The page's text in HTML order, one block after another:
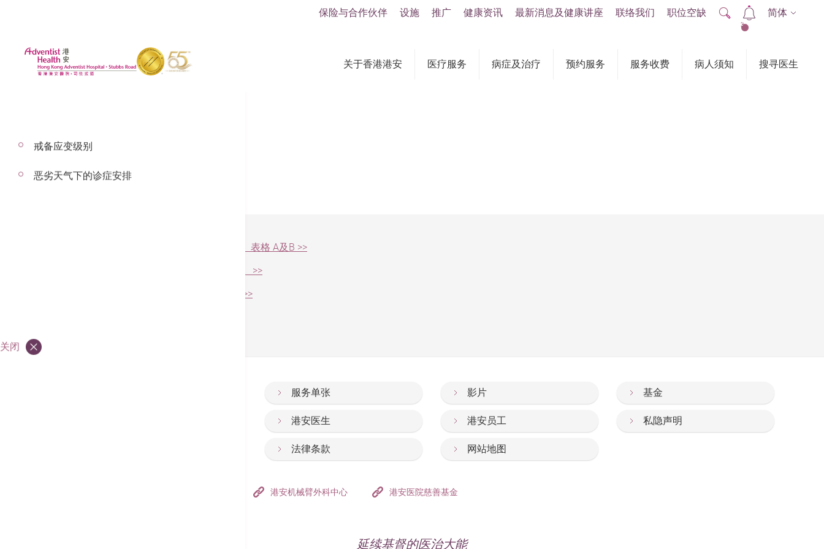
关于香港港安 医疗服务 病症及治疗 预约服务 服务收费 病人须知 搜寻医生
保险与合作伙伴 设施 推广 健康资讯 最新消息及健康讲座 联络我们 职位空缺
2
简体
服务费用预算
服务费用预算 - 预算医生费用（只供参考） 表格 A及B >>
服务费用预算用户指南（只提供英文版本） >>
登录至服务费用预算系统（从院外登入） >>
服务单张 影片 基金
港安医生 港安员工 私隐声明
法律条款 网站地图
港安机械臂外科中心 港安医院慈善基金
延续基督的医治大能
戒备应变级别
恶劣天气下的诊症安排
关闭